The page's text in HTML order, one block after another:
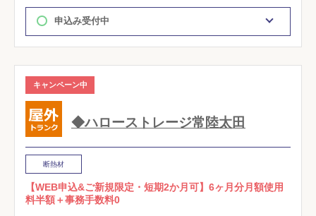
申込み受付中
キャンペーン中
◆ハローストレージ常陸太田
断熱材
【WEB申込&ご新規限定・短期2か月可】6ヶ月分月額使用
料半額＋事務手数料0